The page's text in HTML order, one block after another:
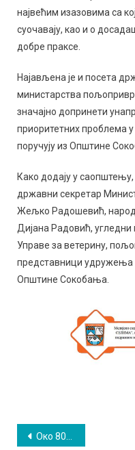
највећим изазовима са
суочавају, као и о
добре праксе.
Најављена је и посета
министарства
значајно допринети
приоритетних проблема
поручују из Општине
Како додају у
државни секретар
Жељко Радошевић,
Дијана Радовић,
Управе за ветерину,
представници удружења
Општине Сокобања.
Кретање
Око 80 грађана на протесту у Сокобањи